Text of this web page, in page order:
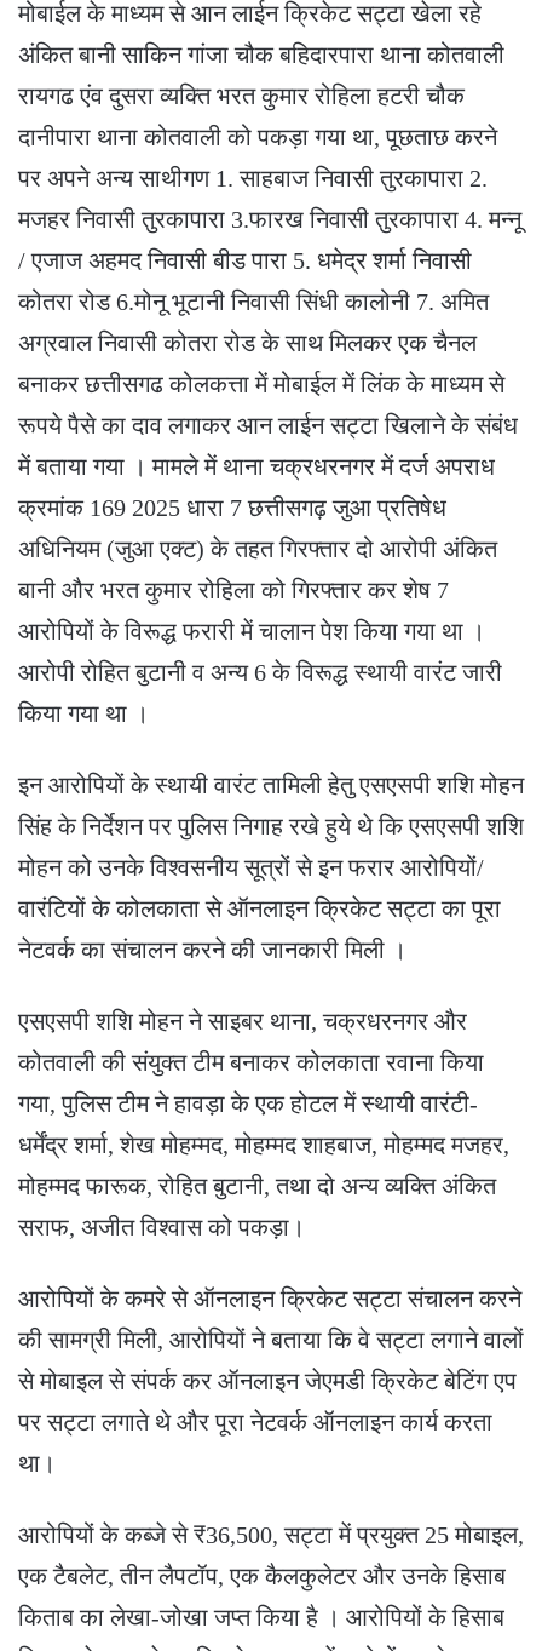
मोबाईल के माध्यम से आन लाईन क्रिकेट सट्टा खेला रहे
अंकित बानी साकिन गांजा चौक बहिदारपारा थाना कोतवाली
रायगढ एंव दुसरा व्यक्ति भरत कुमार रोहिला हटरी चौक
दानीपारा थाना कोतवाली को पकड़ा गया था, पूछताछ करने
पर अपने अन्य साथीगण 1. साहबाज निवासी तुरकापारा 2.
मजहर निवासी तुरकापारा 3.फारख निवासी तुरकापारा 4. मन्नू
/ एजाज अहमद निवासी बीड पारा 5. धमेद्र शर्मा निवासी
कोतरा रोड 6.मोनू भूटानी निवासी सिंधी कालोनी 7. अमित
अग्रवाल निवासी कोतरा रोड के साथ मिलकर एक चैनल
बनाकर छत्तीसगढ कोलकत्ता में मोबाईल में लिंक के माध्यम से
रूपये पैसे का दाव लगाकर आन लाईन सट्टा खिलाने के संबंध
में बताया गया । मामले में थाना चक्रधरनगर में दर्ज अपराध
क्रमांक 169 2025 धारा 7 छत्तीसगढ़ जुआ प्रतिषेध
अधिनियम (जुआ एक्ट) के तहत गिरफ्तार दो आरोपी अंकित
बानी और भरत कुमार रोहिला को गिरफ्तार कर शेष 7
आरोपियों के विरूद्ध फरारी में चालान पेश किया गया था ।
आरोपी रोहित बुटानी व अन्य 6 के विरूद्ध स्थायी वारंट जारी
किया गया था ।
इन आरोपियों के स्थायी वारंट तामिली हेतु एसएसपी शशि मोहन
सिंह के निर्देशन पर पुलिस निगाह रखे हुये थे कि एसएसपी शशि
मोहन को उनके विश्वसनीय सूत्रों से इन फरार आरोपियों/
वारंटियों के कोलकाता से ऑनलाइन क्रिकेट सट्टा का पूरा
नेटवर्क का संचालन करने की जानकारी मिली ।
एसएसपी शशि मोहन ने साइबर थाना, चक्रधरनगर और
कोतवाली की संयुक्त टीम बनाकर कोलकाता रवाना किया
गया, पुलिस टीम ने हावड़ा के एक होटल में स्थायी वारंटी-
धर्मेंद्र शर्मा, शेख मोहम्मद, मोहम्मद शाहबाज, मोहम्मद मजहर,
मोहम्मद फारूक, रोहित बुटानी, तथा दो अन्य व्यक्ति अंकित
सराफ, अजीत विश्वास को पकड़ा।
आरोपियों के कमरे से ऑनलाइन क्रिकेट सट्टा संचालन करने
की सामग्री मिली, आरोपियों ने बताया कि वे सट्टा लगाने वालों
से मोबाइल से संपर्क कर ऑनलाइन जेएमडी क्रिकेट बेटिंग एप
पर सट्टा लगाते थे और पूरा नेटवर्क ऑनलाइन कार्य करता
था।
आरोपियों के कब्जे से ₹36,500, सट्टा में प्रयुक्त 25 मोबाइल,
एक टैबलेट, तीन लैपटॉप, एक कैलकुलेटर और उनके हिसाब
किताब का लेखा-जोखा जप्त किया है । आरोपियों के हिसाब